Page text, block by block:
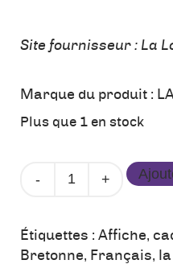
Site fournisseur : La
Marque du produit :
Plus que 1 en stock
quantité
Hoedic
-
Étiquettes : Affiche,
Bretonne, Français,